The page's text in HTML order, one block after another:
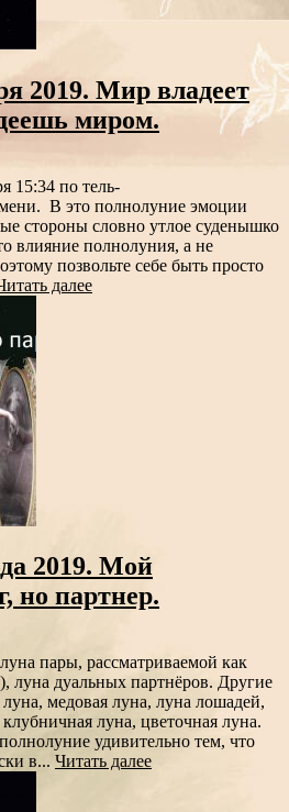
2019. Мир владеет
миром.
15:34 по тель-
В это полнолуние эмоции
стороны словно утлое суденышко
влияние полнолуния, а не
позвольте себе быть просто
далее
2019. Мой
но партнер.
пары, рассматриваемой как
луна дуальных партнёров. Другие
медовая луна, луна лошадей,
луна, цветочная луна.
удивительно тем, что
в... Читать далее